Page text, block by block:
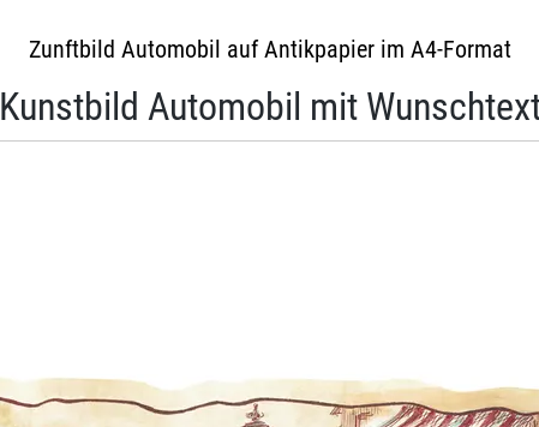
Zunftbild Automobil auf Antikpapier im A4-Format
Kunstbild Automobil mit